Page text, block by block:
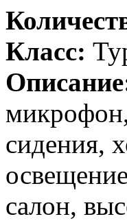
Класс:
сидения,
салон,